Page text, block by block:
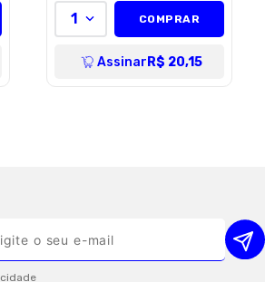
1 COMPRAR
Assinar R$ 20,15